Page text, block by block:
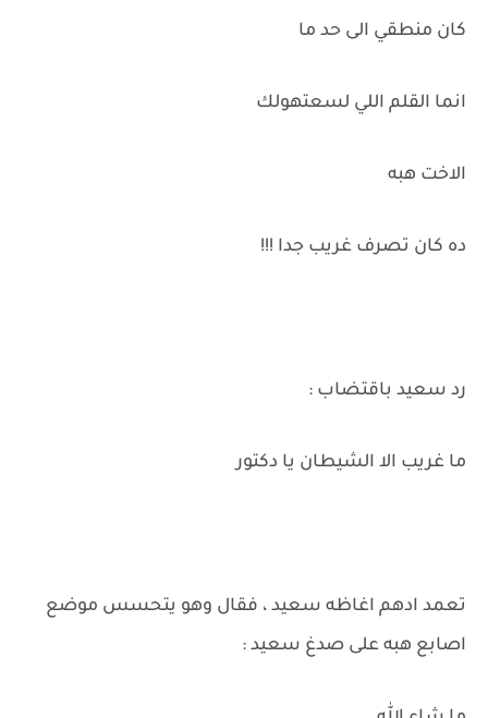
كان منطقي الى حد ما
انما القلم اللي لسعتهولك
الاخت هبه
ده كان تصرف غريب جدا !!!
رد سعيد باقتضاب :
ما غريب الا الشيطان يا دكتور
تعمد ادهم اغاظه سعيد ، فقال وهو يتحسس موضع
اصابع هبه على صدغ سعيد :